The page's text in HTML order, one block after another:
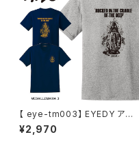
【 eye-tm003】 EYEDY アイ
ディー 大きいサイズ メンズ Tシ
ャツ 半袖 Tシャツ XL XXL XX
¥2,970